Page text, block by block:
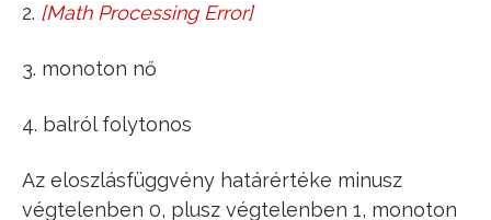
2. [Math Processing Error]
lim∞F (x)=1
3. monoton nő
4. balról folytonos
Az eloszlásfüggvény határértéke minusz
végtelenben 0, plusz végtelenben 1, monoton